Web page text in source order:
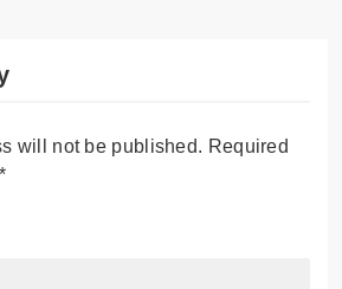
will not be published. Required
*